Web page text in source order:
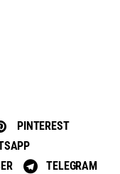
PINTEREST
TELEGRAM